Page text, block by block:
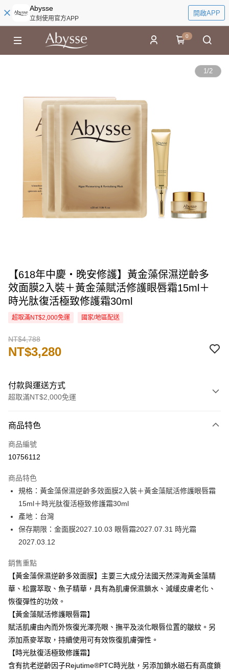
Abysse
立刻使用官方APP
開啟APP
0
1/2
【618年中慶・晚安修護】黃金藻保濕逆齡多
效面膜2入裝＋黃金藻賦活修護眼唇霜15ml＋
時光肽復活極致修護霜30ml
超取滿NT$2,000免運 國家/地區配送
NT$4,788
NT$3,280
付款與運送方式
超取滿NT$2,000免運
信用卡一次付款
信用卡分期付款
合作金庫商業銀行
華南商業銀行
彰化商業銀行
上海商業儲蓄銀行
台北富邦商業銀行
國泰世華商業銀行
臺灣中小企業銀行
台中商業銀行
元大商業銀行
台新國際商業銀行
中國信託商業銀行
台灣樂天信用卡公司
6 期 0 利率 每期
華南商業銀行
上海商業儲蓄銀行
國泰世華商業銀行
兆豐國際商業銀行
臺灣中小企業銀行
聯邦商業銀行
元大商業銀行
永豐商業銀行
玉山商業銀行
星展（台灣）商業銀行
台灣樂天信用卡公司
超商取貨付款
LINE Pay
Apple Pay
街口支付
悠遊付
全盈+PAY
運送方式
商品特色
商品編號
10756112
商品特色
規格：黃金藻保濕逆齡多效面膜2入裝＋黃金藻賦活修護眼唇霜
15ml＋時光肽復活極致修護霜30ml
產地：台灣
保存期限：金面膜2027.10.03 眼唇霜2027.07.31 時光霜
2027.03.12
銷售重點
【黃金藻保濕逆齡多效面膜】主要三大成分法國天然深海黃金藻精
華、松露萃取、魚子精華，具有為肌膚保濕鎖水、減緩皮膚老化、
恢復彈性的功效。
【黃金藻賦活修護眼唇霜】
賦活肌膚由內而外恢復光澤亮眼、撫平及淡化眼唇位置的皺紋。另
添加燕麥萃取，持續使用可有效恢復肌膚彈性。
【時光肽復活極致修護霜】
含有抗老逆齡因子Rejutime®PTC時光肽，另添加鎖水磁石有高度鎖